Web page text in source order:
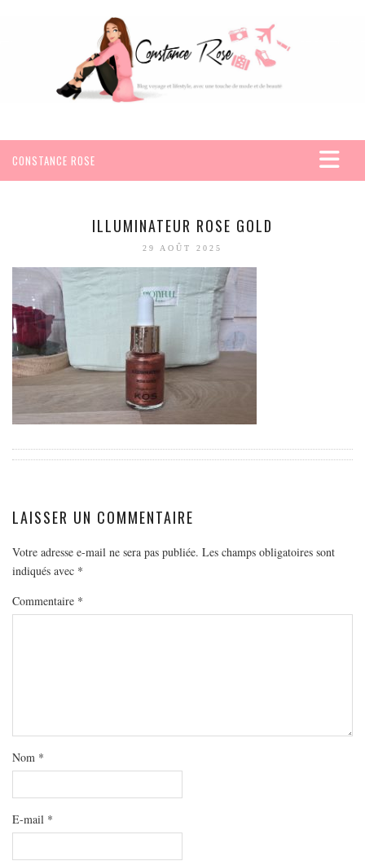
CONSTANCE ROSE
EGYPTE
SEYCHELLES
AMÉRIQUE
MEXIQUE
EUROPE
ESPAGNE
FRANCE
GRÈCE
RÉPUBLIQUE TCHÈQUE
AUSTRALIE
MODE
LIFESTYLE
ILLUMINATEUR ROSE GOLD
29 AOÛT 2025
LAISSER UN COMMENTAIRE
Votre adresse e-mail ne sera pas publiée. Les champs obligatoires sont
indiqués avec *
Commentaire *
Nom *
E-mail *